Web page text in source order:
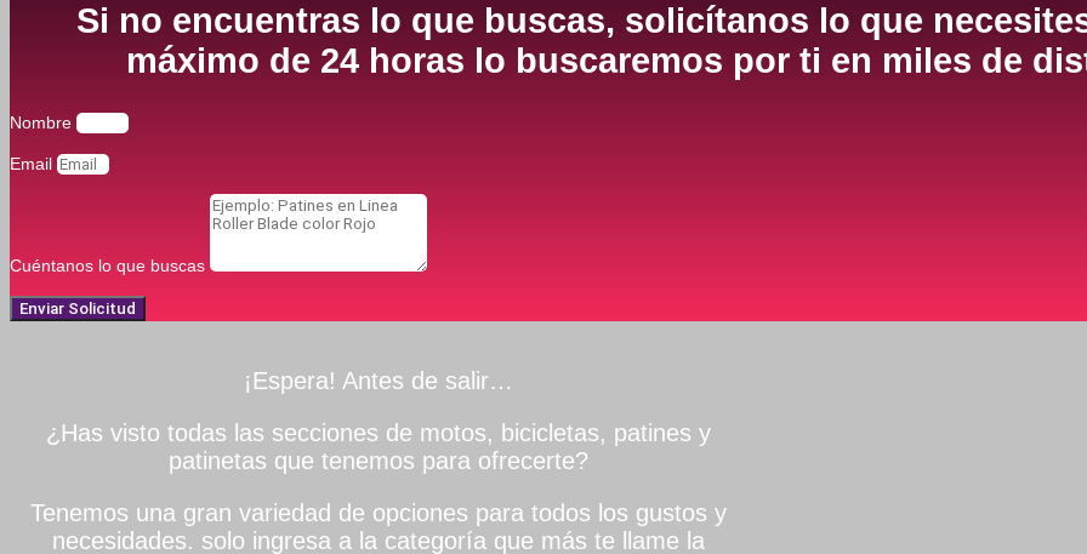
Si no encuentras lo que buscas, solicítanos lo que
máximo de 24 horas lo buscaremos por ti en miles de
Nombre
Email
Cuéntanos lo que buscas
Enviar Solicitud
¡Espera! Antes de salir…
¿Has visto todas las secciones de motos, bicicletas, patines y
patinetas que tenemos para ofrecerte?
Tenemos una gran variedad de opciones para todos los gustos y
necesidades. solo ingresa a la categoría que más te llame la